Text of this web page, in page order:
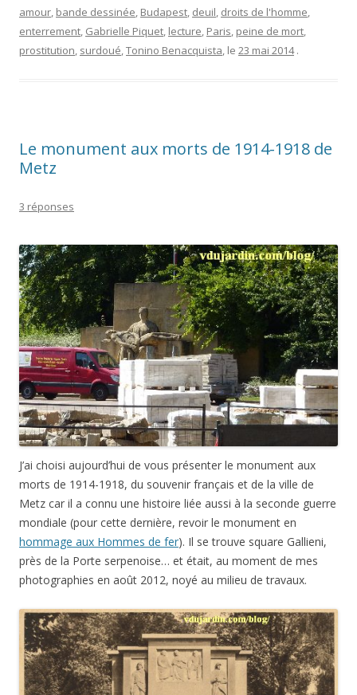
J’ai choisi aujourd’hui de vous présenter le monument aux
morts de 1914-1918, du souvenir français et de la ville de
Metz car il a connu une histoire liée aussi à la seconde guerre
mondiale (pour cette dernière, revoir le monument en
hommage aux Hommes de fer). Il se trouve square Gallieni,
près de la Porte serpenoise… et était, au moment de mes
photographies en août 2012, noyé au milieu de travaux.